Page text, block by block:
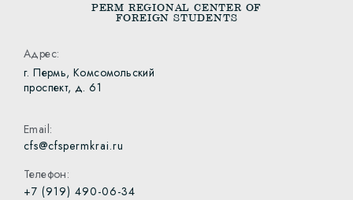
PERM REGIONAL CENTER OF
FOREIGN STUDENTS
Адрес:
г. Пермь, Комсомольский
проспект, д. 61
Email:
cfs@cfspermkrai.ru
Телефон:
+7 (919) 490-06-34